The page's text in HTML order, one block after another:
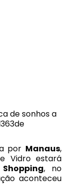
por Manaus,
Vidro estará
, no
aconteceu